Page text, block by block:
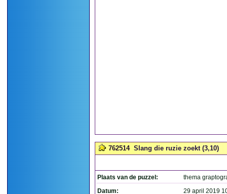
762514 Slang die ruzie zoekt (3,10)
Plaats van de puzzel:
thema
Datum:
29 april 2019